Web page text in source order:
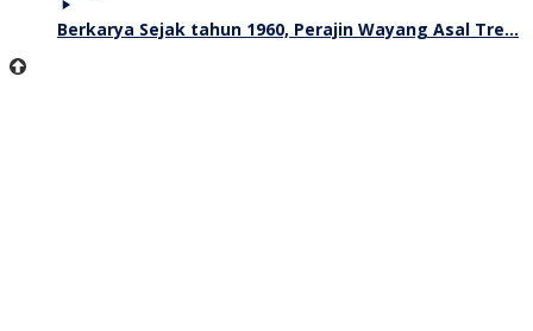
Berkarya Sejak tahun 1960, Perajin Wayang Asal Tre…